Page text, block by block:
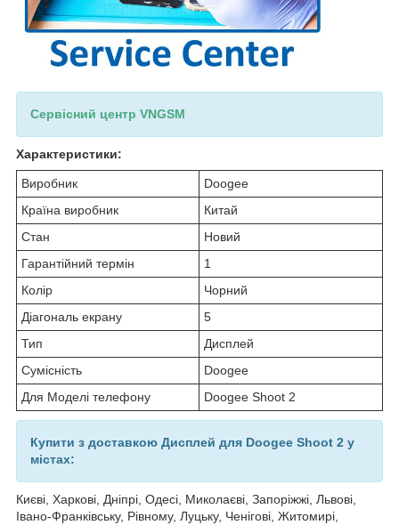
Сервісний центр VNGSM
Характеристики:
Виробник
Doogee
Країна виробник
Китай
Стан
Новий
Гарантійний термін
1
Колір
Чорний
Діагональ екрану
5
Тип
Дисплей
Сумісність
Doogee
Для Моделі телефону
Doogee Shoot 2
Купити з доставкою Дисплей для Doogee Shoot 2 у
містах:
Києві, Харкові, Дніпрі, Одесі, Миколаєві, Запоріжжі, Львові,
Івано-Франківську, Рівному, Луцьку, Ченігові, Житомирі,